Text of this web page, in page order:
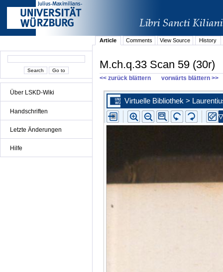
Über LSKD-Wiki
Handschriften
Letzte Änderungen
Hilfe
Article Comments View Source History
M.ch.q.33 Scan 59 (30r)
<< zurück blättern vorwärts blättern >>